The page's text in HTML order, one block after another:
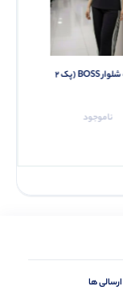
ست تیشرت شلوار BOSS (پک 2
ناموجود
ها